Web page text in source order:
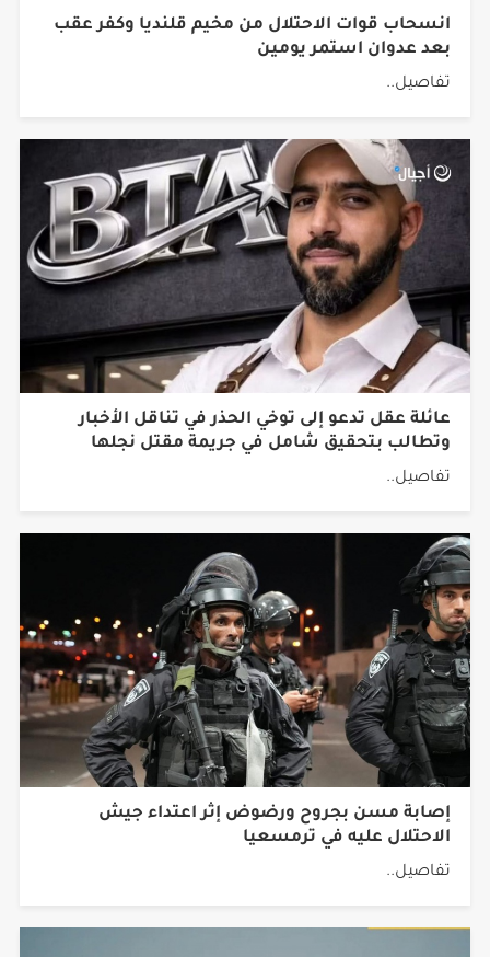
انسحاب قوات الاحتلال من مخيم قلنديا وكفر عقب
بعد عدوان استمر يومين
تفاصيل..
عائلة عقل تدعو إلى توخي الحذر في تناقل الأخبار
وتطالب بتحقيق شامل في جريمة مقتل نجلها
تفاصيل..
إصابة مسن بجروح ورضوض إثر اعتداء جيش
الاحتلال عليه في ترمسعيا
تفاصيل..